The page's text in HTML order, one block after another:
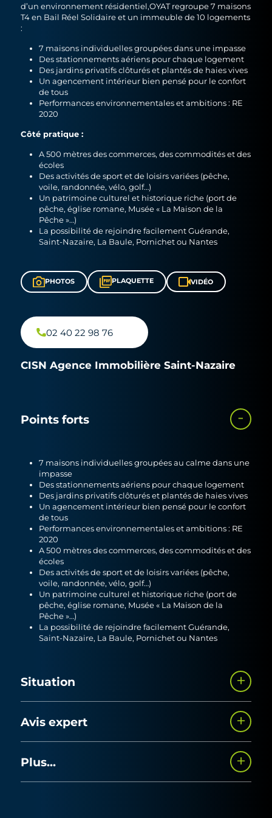
d’un environnement résidentiel,OYAT regroupe 7 maisons
T4 en Bail Réel Solidaire et un immeuble de 10 logements
:
7 maisons individuelles groupées dans une impasse
Des stationnements aériens pour chaque logement
Des jardins privatifs clôturés et plantés de haies vives
Un agencement intérieur bien pensé pour le confort
de tous
Performances environnementales et ambitions : RE
2020
Côté pratique :
A 500 mètres des commerces, des commodités et des
écoles
Des activités de sport et de loisirs variées (pêche,
voile, randonnée, vélo, golf…)
Un patrimoine culturel et historique riche (port de
pêche, église romane, Musée « La Maison de la
Pêche »…)
La possibilité de rejoindre facilement Guérande,
Saint-Nazaire, La Baule, Pornichet ou Nantes
PHOTOS PLAQUETTE VIDÉO
02 40 22 98 76
CISN Agence Immobilière Saint-Nazaire
Points forts
7 maisons individuelles groupées au calme dans une
impasse
Des stationnements aériens pour chaque logement
Des jardins privatifs clôturés et plantés de haies vives
Un agencement intérieur bien pensé pour le confort
de tous
Performances environnementales et ambitions : RE
2020
A 500 mètres des commerces, des commodités et des
écoles
Des activités de sport et de loisirs variées (pêche,
voile, randonnée, vélo, golf…)
Un patrimoine culturel et historique riche (port de
pêche, église romane, Musée « La Maison de la
Pêche »…)
La possibilité de rejoindre facilement Guérande,
Saint-Nazaire, La Baule, Pornichet ou Nantes
Situation
A 150 m de la mer, dans une impasse au calme, au sein
d’un environnement résidentiel.
Avis expert
C’est en s’inspirant de l’architecture locale que nous avons
conçu et pensé le projet des Oyats. Le mariage entre
Plus...